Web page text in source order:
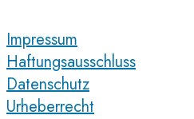
Impressum
Haftungsausschluss
Datenschutz
Urheberrecht